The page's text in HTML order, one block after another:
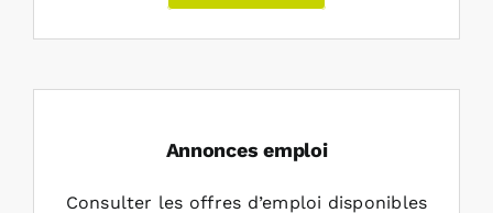
Annonces emploi
Consulter les offres d’emploi disponibles